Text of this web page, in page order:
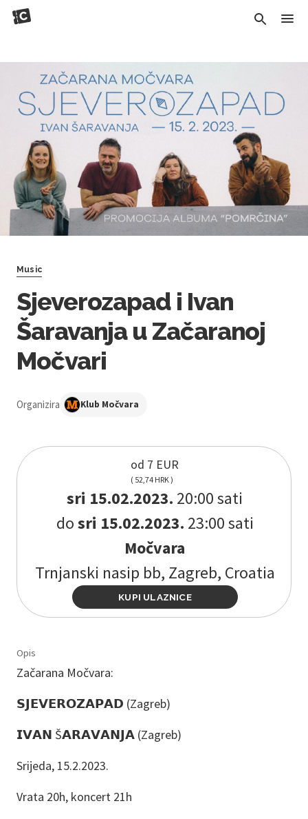
Music
Sjeverozapad i Ivan
Šaravanja u Začaranoj
Močvari
Organizira Klub Močvara
od 7 EUR
( 52,74 HRK )
sri 15.02.2023. 20:00 sati
dosri 15.02.2023. 23:00 sati
Močvara
Trnjanski nasip bb, Zagreb, Croatia
KUPI ULAZNICE
Opis
Začarana Močvara:
𝗦𝗝𝗘𝗩𝗘𝗥𝗢𝗭𝗔𝗣𝗔𝗗 (Zagreb)
𝗜𝗩𝗔𝗡 Š𝗔𝗥𝗔𝗩𝗔𝗡𝗝𝗔 (Zagreb)
Srijeda, 15.2.2023.
Vrata 20h, koncert 21h